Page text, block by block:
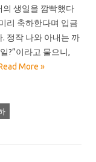
의 생일을 깜빡했다
리 축하한다며 입금
정작 나와 아내는 까
?”이라고 물으니,
More »